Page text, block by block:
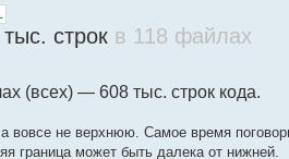
строк в 118 файлах
(всех) — 608 тыс. строк кода.
не верхнюю. Самое время
граница может быть далека от нижней.